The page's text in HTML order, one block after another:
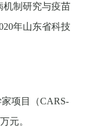
机制研究与疫苗
年山东省科技
项目（CARS-
万元。